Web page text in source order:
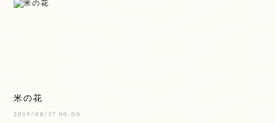
米の花
2019/08/17 00:00